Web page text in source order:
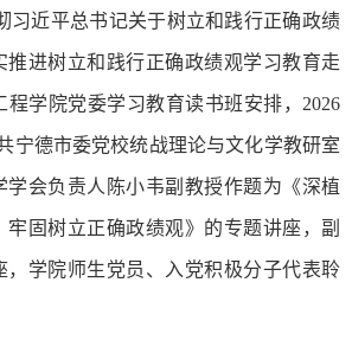
习近平总书记关于树立和践行正确政绩
推进树立和践行正确政绩观学习教育走
学院党委学习教育读书班安排，2026
宁德市委党校统战理论与文化学教研室
学会负责人陈小韦副教授作题为《深植
牢固树立正确政绩观》的专题讲座，副
，学院师生党员、入党积极分子代表聆